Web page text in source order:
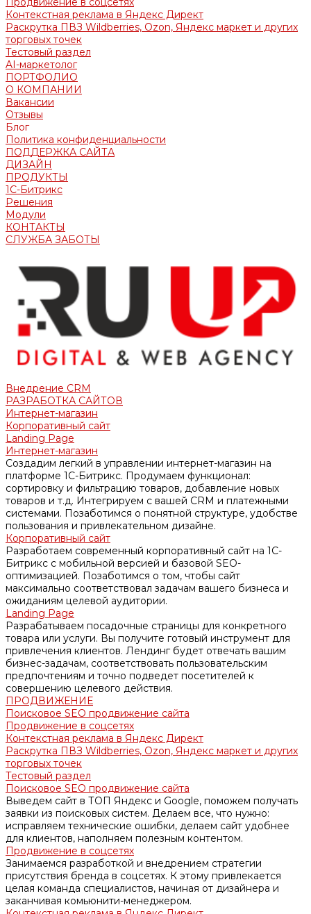
Контекстная реклама в Яндекс Директ
Раскрутка ПВЗ Wildberries, Ozon, Яндекс маркет и других
торговых точек
Тестовый раздел
AI-маркетолог
ПОРТФОЛИО
О КОМПАНИИ
Вакансии
Отзывы
Блог
Политика конфиденциальности
ПОДДЕРЖКА САЙТА
ДИЗАЙН
ПРОДУКТЫ
1С-Битрикс
Решения
Модули
КОНТАКТЫ
СЛУЖБА ЗАБОТЫ
Внедрение CRM
РАЗРАБОТКА САЙТОВ
Интернет-магазин
Корпоративный сайт
Landing Page
Интернет-магазин
Создадим легкий в управлении интернет-магазин на
платформе 1С-Битрикс. Продумаем функционал:
сортировку и фильтрацию товаров, добавление новых
товаров и т.д. Интегрируем с вашей CRM и платежными
системами. Позаботимся о понятной структуре, удобстве
пользования и привлекательном дизайне.
Корпоративный сайт
Разработаем современный корпоративный сайт на 1С-
Битрикс с мобильной версией и базовой SEO-
оптимизацией. Позаботимся о том, чтобы сайт
максимально соответствовал задачам вашего бизнеса и
ожиданиям целевой аудитории.
Landing Page
Разрабатываем посадочные страницы для конкретного
товара или услуги. Вы получите готовый инструмент для
привлечения клиентов. Лендинг будет отвечать вашим
бизнес-задачам, соответствовать пользовательским
предпочтениям и точно подведет посетителей к
совершению целевого действия.
ПРОДВИЖЕНИЕ
Поисковое SEO продвижение сайта
Продвижение в соцсетях
Контекстная реклама в Яндекс Директ
Раскрутка ПВЗ Wildberries, Ozon, Яндекс маркет и других
торговых точек
Тестовый раздел
Поисковое SEO продвижение сайта
Выведем сайт в ТОП Яндекс и Google, поможем получать
заявки из поисковых систем. Делаем все, что нужно:
исправляем технические ошибки, делаем сайт удобнее
для клиентов, наполняем полезным контентом.
Продвижение в соцсетях
Занимаемся разработкой и внедрением стратегии
присутствия бренда в соцсетях. К этому привлекается
целая команда специалистов, начиная от дизайнера и
заканчивая комьюнити-менеджером.